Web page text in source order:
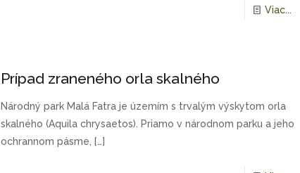
Viac...
Prípad zraneného orla skalného
Národný park Malá Fatra je územím s trvalým výskytom orla
skalného (Aquila chrysaetos). Priamo v národnom parku a jeho
ochrannom pásme, […]